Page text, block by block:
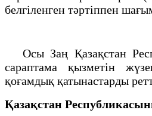
белгіленген тәртіппен
Осы Заң Қазақстан
сараптама қызметін
қоғамдық қатынастарды
Қазақстан